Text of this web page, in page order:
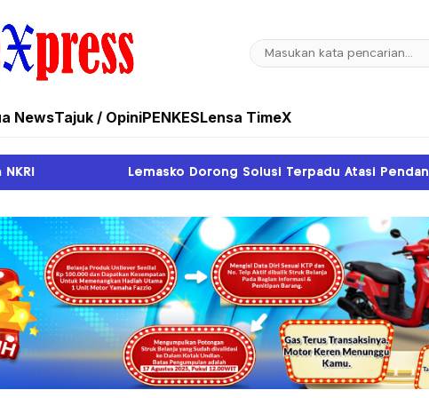
NewsTajuk / OpiniPENKESLensa TimeX
Dorong Solusi Terpadu Atasi Pendangkalan Sungai Sipu Sipu